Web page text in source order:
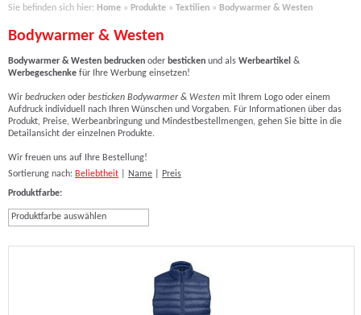
Sie befinden sich hier: Home » Produkte » Textilien » Bodywarmer & Westen
Bodywarmer & Westen
Bodywarmer & Westen bedrucken oder besticken und als Werbeartikel &
Werbegeschenke für Ihre Werbung einsetzen!
Wir bedrucken oder besticken Bodywarmer & Westen mit Ihrem Logo oder einem
Aufdruck individuell nach Ihren Wünschen und Vorgaben. Für Informationen über das
Produkt, Preise, Werbeanbringung und Mindestbestellmengen, gehen Sie bitte in die
Detailansicht der einzelnen Produkte.
Wir freuen uns auf Ihre Bestellung!
Sortierung nach: Beliebtheit Name
Preis
Produktfarbe:
Produktfarbe auswählen